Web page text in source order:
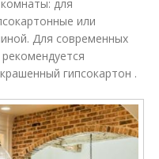
для
или
Для современных
гипсокартон .